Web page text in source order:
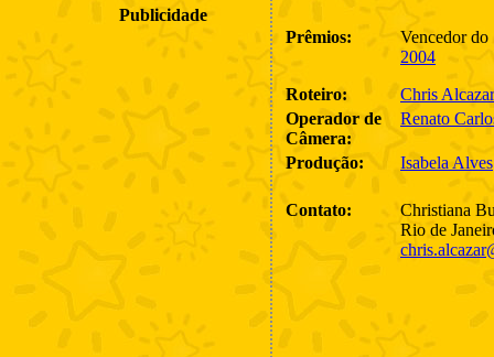
Publicidade
Prêmios:
Vencedor
2004
Roteiro:
Chris Alcazar
Operador de
Câmera:
Renato
Produção: Isabela Alves
Contato:
Christiana
Rio de